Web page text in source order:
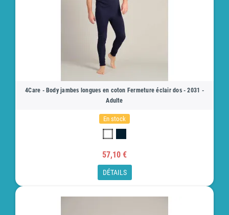
4Care - Body jambes longues en coton Fermeture éclair dos - 2031 -
Adulte
En stock
57,10 €
DÉTAILS